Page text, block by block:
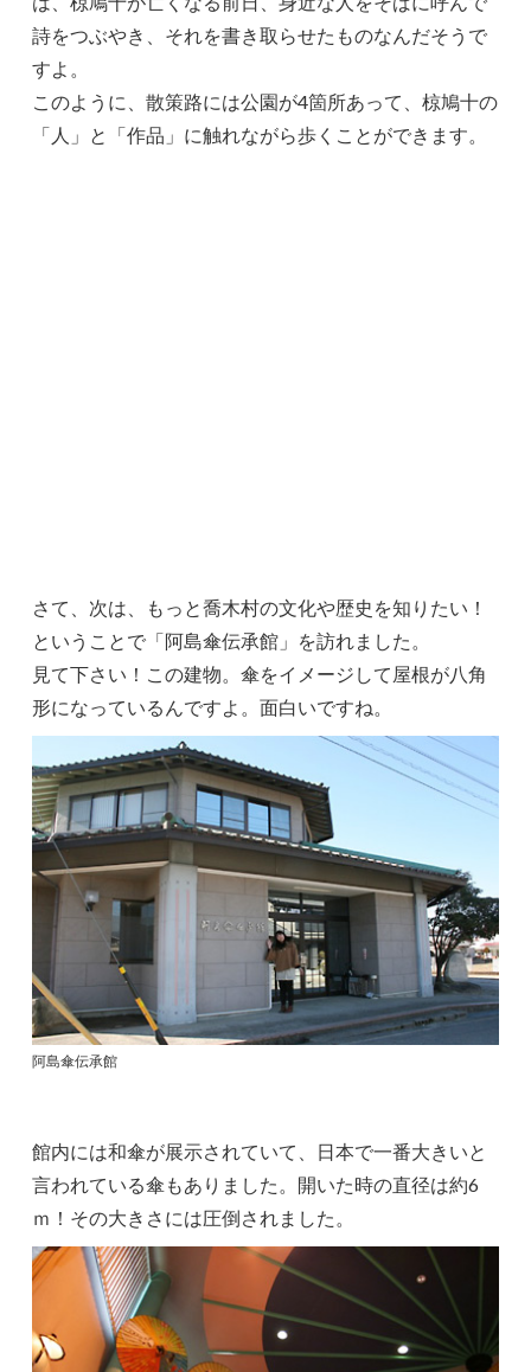
詩をつぶやき、それを書き取らせたものなんだそうで
すよ。
このように、散策路には公園が4箇所あって、椋鳩十の
「人」と「作品」に触れながら歩くことができます。
さて、次は、もっと喬木村の文化や歴史を知りたい！
ということで「阿島傘伝承館」を訪れました。
見て下さい！この建物。傘をイメージして屋根が八角
形になっているんですよ。面白いですね。
阿島傘伝承館
館内には和傘が展示されていて、日本で一番大きいと
言われている傘もありました。開いた時の直径は約6
ｍ！その大きさには圧倒されました。